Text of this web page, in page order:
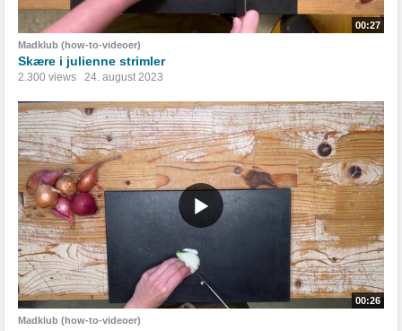
00:27
Madklub (how-to-videoer)
Skære i julienne strimler
2.300 views 24. august 2023
00:26
Madklub (how-to-videoer)